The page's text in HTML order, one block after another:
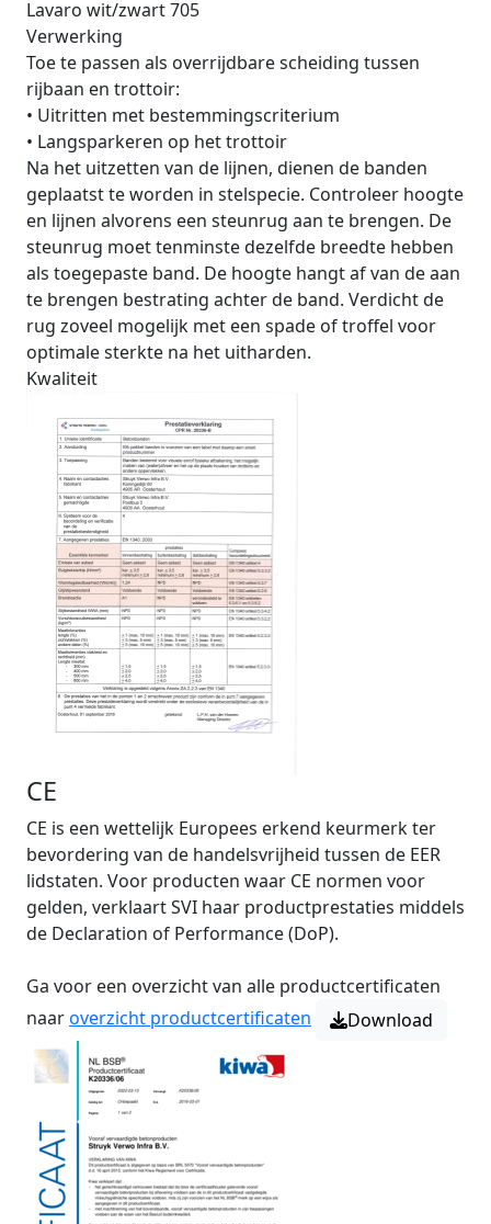
Lavaro wit/zwart 705
Verwerking
Toe te passen als overrijdbare scheiding tussen
rijbaan en trottoir:
• Uitritten met bestemmingscriterium
• Langsparkeren op het trottoir
Na het uitzetten van de lijnen, dienen de banden
geplaatst te worden in stelspecie. Controleer hoogte
en lijnen alvorens een steunrug aan te brengen. De
steunrug moet tenminste dezelfde breedte hebben
als toegepaste band. De hoogte hangt af van de aan
te brengen bestrating achter de band. Verdicht de
rug zoveel mogelijk met een spade of troffel voor
optimale sterkte na het uitharden.
Kwaliteit
CE
CE is een wettelijk Europees erkend keurmerk ter
bevordering van de handelsvrijheid tussen de EER
lidstaten. Voor producten waar CE normen voor
gelden, verklaart SVI haar productprestaties middels
de Declaration of Performance (DoP).
Ga voor een overzicht van alle productcertificaten
naaroverzicht productcertificaten Download